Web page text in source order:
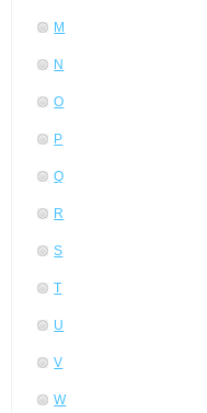
M
N
O
P
Q
R
S
T
U
V
W